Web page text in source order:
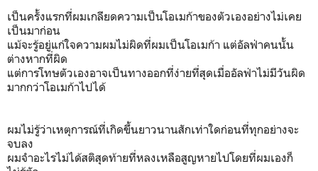
เป็นครั้งแรกที่ผมเกลียดความเป็นโอเมก้าของตัวเองอย่างไม่เคย
เป็นมาก่อน
แม้จะรู้อยู่แก่ใจความผมไม่ผิดที่ผมเป็นโอเมก้า แต่อัลฟ่าคนนั้น
ต่างหากที่ผิด
แต่การโทษตัวเองอาจเป็นทางออกที่ง่ายที่สุดเมื่ออัลฟ่าไม่มีวันผิด
มากกว่าโอเมก้าไปได้
ผมไม่รู้ว่าเหตุการณ์ที่เกิดขึ้นยาวนานสักเท่าใดก่อนที่ทุกอย่างจะ
จบลง
ผมจำอะไรไม่ได้สติสุดท้ายที่หลงเหลือสูญหายไปโดยที่ผมเองก็